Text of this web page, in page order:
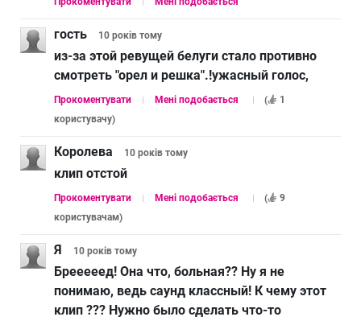
гость 10 років тому
из-за этой ревущей белуги стало противно
смотреть "орел и решка".!ужасный голос,
Прокоментувати Мені подобається (
1
користувачу)
Королева 10 років тому
клип отстой
Прокоментувати Мені подобається (
9
користувачам)
Я 10 років тому
Брееееед! Она что, больная?? Ну я не
понимаю, ведь саунд классный! К чему этот
клип ??? Нужно было сделать что-то